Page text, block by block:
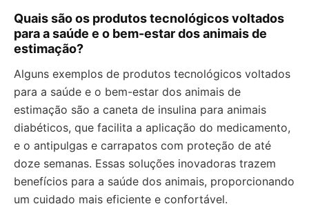
Quais são os produtos tecnológicos voltados
para a saúde e o bem-estar dos animais de
estimação?
Alguns exemplos de produtos tecnológicos voltados
para a saúde e o bem-estar dos animais de
estimação são a caneta de insulina para animais
diabéticos, que facilita a aplicação do medicamento,
e o antipulgas e carrapatos com proteção de até
doze semanas. Essas soluções inovadoras trazem
benefícios para a saúde dos animais, proporcionando
um cuidado mais eficiente e confortável.